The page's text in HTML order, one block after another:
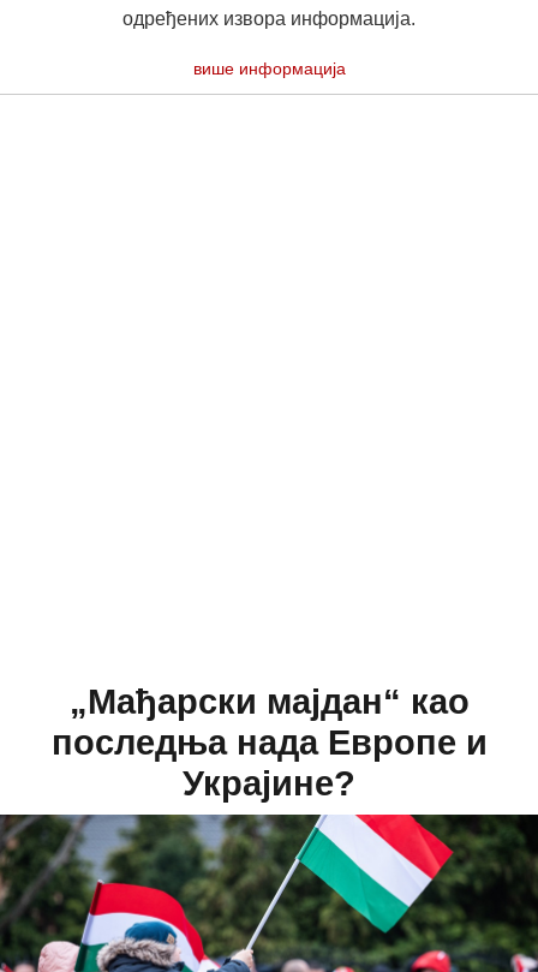
одређених извора информација.
више информација
„Мађарски мајдан“ као
последња нада Европе и
Украјине?